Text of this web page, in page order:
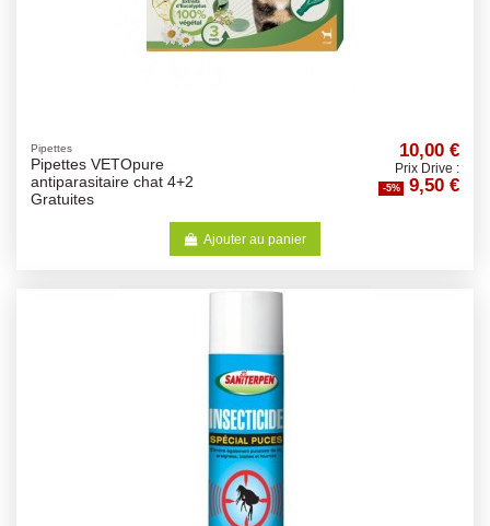
Pipettes
Pipettes VETOpure
antiparasitaire chat 4+2
Gratuites
10,00 €
Prix Drive :
-5% 9,50 €
Ajouter au panier